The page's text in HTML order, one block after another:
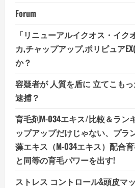
Forum
「リニューアルイクオス・イク
カ,チャップアップ,ポリピュア
か？
容疑者が 人質を盾に 立てこも
逮捕？
育毛剤M-034エキス/比較＆ラン
ップアップだけじゃない、プラ
藻エキス（M-034エキス）配合
と同等の育毛パワーを出す!
ストレス コントロール&頭皮マ